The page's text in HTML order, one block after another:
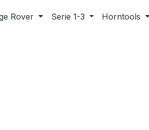
Rover Serie 1-3 Horntools